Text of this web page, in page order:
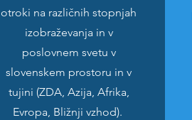
otroki na različnih stopnjah
izobraževanja in v
poslovnem svetu v
slovenskem prostoru in v
tujini (ZDA, Azija, Afrika,
Evropa, Bližnji vzhod).